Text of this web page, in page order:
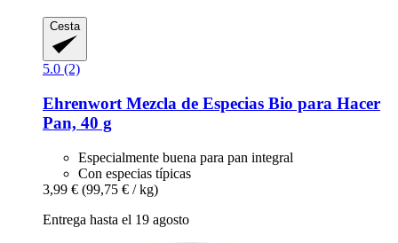
Cesta
5.0 (2)
Ehrenwort Mezcla de Especias Bio para Hacer
Pan, 40 g
Especialmente buena para pan integral
Con especias típicas
3,99 € (99,75 € / kg)
Entrega hasta el 19 agosto